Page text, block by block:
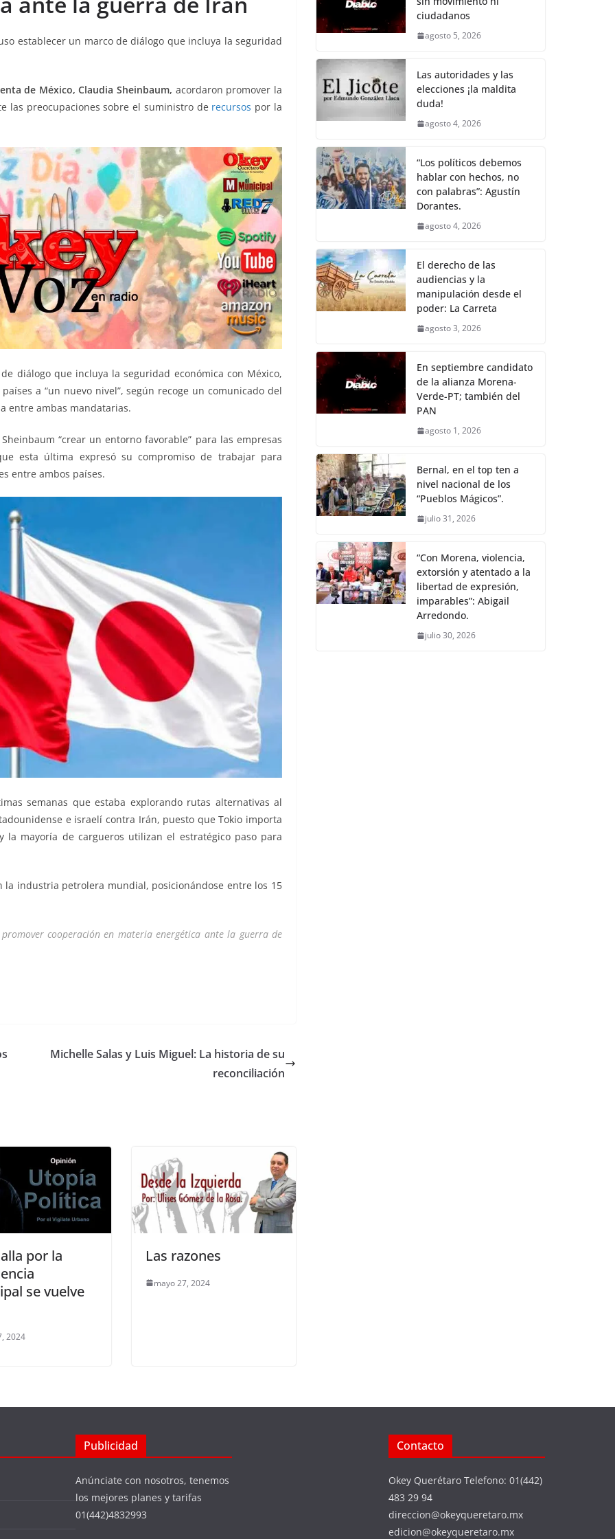
establecer un marco de diálogo que incluya la seguridad
de México, Claudia Sheinbaum, acordaron promover la
las preocupaciones sobre el suministro de recursos por la
diálogo que incluya la seguridad económica con México,
a “un nuevo nivel”, según recoge un comunicado del
entre ambas mandatarias.
“crear un entorno favorable” para las empresas
esta última expresó su compromiso de trabajar para
entre ambos países.
semanas que estaba explorando rutas alternativas al
e israelí contra Irán, puesto que Tokio importa
mayoría de cargueros utilizan el estratégico paso para
la industria petrolera mundial, posicionándose entre los 15
cooperación en materia energética ante la guerra de
Michelle Salas y Luis Miguel: La historia de su
reconciliación
por la
se vuelve
2024
Las razones
mayo 27, 2024
b
o
o
k
A
p
Li
n
a
ciudadanos
agosto 5, 2026
Las autoridades y las
elecciones ¡la maldita
duda!
agosto 4, 2026
“Los políticos debemos
hablar con hechos, no
con palabras”: Agustín
Dorantes.
agosto 4, 2026
El derecho de las
audiencias y la
manipulación desde el
poder: La Carreta
agosto 3, 2026
En septiembre candidato
de la alianza Morena-
Verde-PT; también del
PAN
agosto 1, 2026
Bernal, en el top ten a
nivel nacional de los
“Pueblos Mágicos”.
julio 31, 2026
“Con Morena, violencia,
extorsión y atentado a la
libertad de expresión,
imparables”: Abigail
Arredondo.
julio 30, 2026
Publicidad
Anúnciate con nosotros, tenemos
los mejores planes y tarifas
01(442)4832993
Contacto
Okey Querétaro Telefono: 01(442)
483 29 94
direccion@okeyqueretaro.mx
edicion@okeyqueretaro.mx